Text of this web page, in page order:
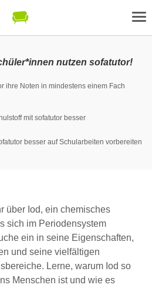
nutzen sofatutor!
ihre Noten in mindestens einem Fach
mit sofatutor besser
besser auf Schularbeiten vorbereiten
über Iod, ein chemisches
sich im Periodensystem
ein in seine Eigenschaften,
und seine vielfältigen
Lerne, warum Iod so
Menschen ist und wie es